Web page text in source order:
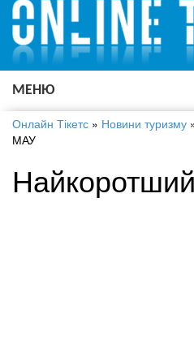
МЕНЮ
Онлайн Тікетс » Новини туризму
МАУ